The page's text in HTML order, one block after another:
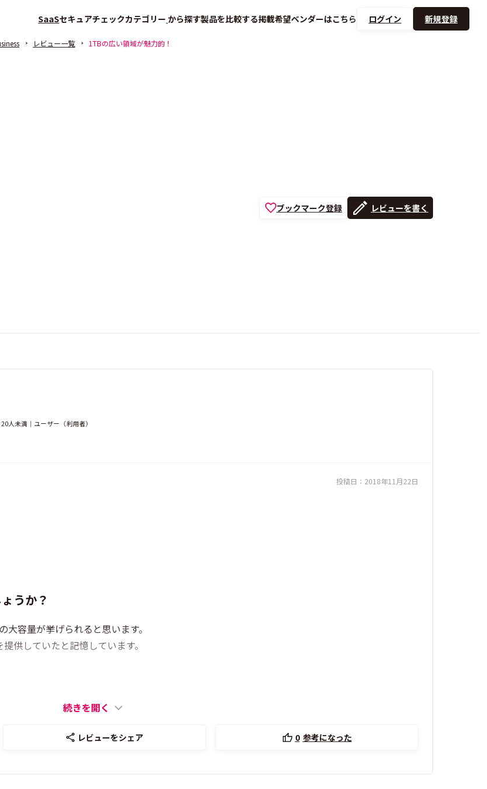
SaaSセキュアチェックカテゴリー から探す製品を比較する掲載希望ベンダーはこちら ログイン 新規登録
レビュー一覧 1TBの広い領域が魅力的！
ブックマーク登録 レビューを書く
人未満｜ユーザー（利用者）
投稿日： 2018年11月22日
うか？
容量が挙げられると思います。
供していたと記憶しています。
続きを開く
レビューをシェア 0 参考になった